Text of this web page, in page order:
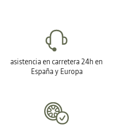
asistencia en carretera 24h en
España y Europa